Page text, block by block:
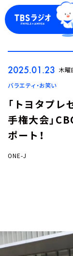
ログ
イベント・
YouTube
2025.01.23 木曜
バラエティ・お笑い
「トヨタプ
手権大会」
ポート！
ONE-J